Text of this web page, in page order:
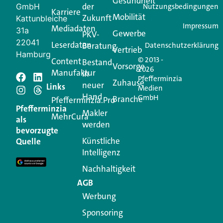
Jetzt anmelden
Schreiben Sie einen
Kommentar
Ihre E-Mail-Adresse wird nicht veröffentlicht.
Erforderliche Felder sind mit
Kommentar
GmbH
Kattunbleiche
31a
22041
Hamburg
Pfefferminzia
als
bevorzugte
Quelle
Karriere
Mediadaten
Leserdaten
Content
Manufaktur
Links
Pfefferminzia.Pro
MehrCura
der
Zukunft
PKV-
Beratung
Bestand
in
neuer
Hand
Makler
werden
Künstliche
Intelligenz
Nachhaltigkeit
AGB
Werbung
Sponsoring
Mobilität
Gewerbe
Vertrieb
Vorsorge
Zuhause
Branche
© 2013 -
2026
Pfefferminzia
Medien
GmbH
Nutzungsbedingungen
Impressum
Datenschutzerklärung